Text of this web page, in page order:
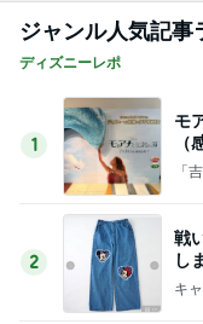
ジャンル人気記事
ディズニーレポ
1
モ
（
「
2
戦
し
品
キ